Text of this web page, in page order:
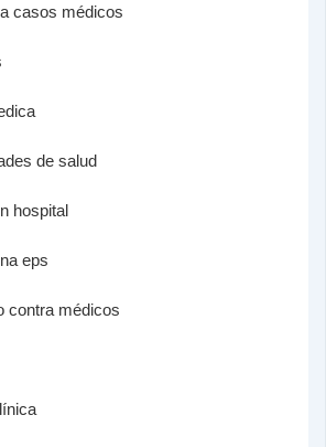
casos médicos
de salud
hospital
eps
contra médicos